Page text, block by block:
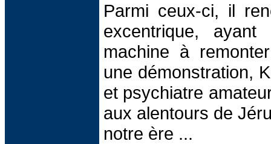
Parmi ceux-ci, il
excentrique,
machine à
une démonstration,
et psychiatre
aux alentours de
notre ère ...